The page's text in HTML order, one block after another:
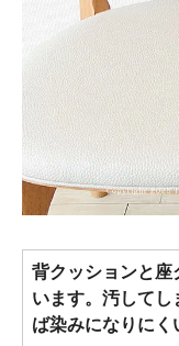
背クッションと座
います。汚してし
ば染みになりにく